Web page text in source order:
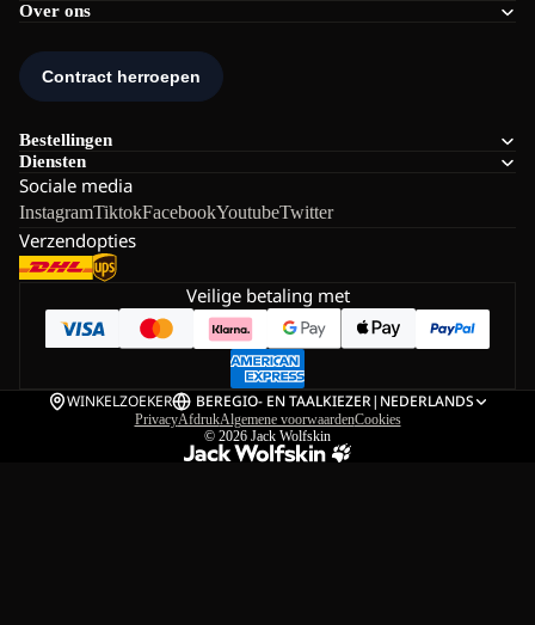
Over ons
Bestellingen
Diensten
Sociale media
InstagramTiktokFacebookYoutubeTwitter
Verzendopties
Veilige betaling met
WINKELZOEKER BEREGIO- EN TAALKIEZER| NEDERLANDS
PrivacyAfdrukAlgemene voorwaardenCookies
© 2026 Jack Wolfskin